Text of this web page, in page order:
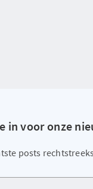
in voor onze
posts